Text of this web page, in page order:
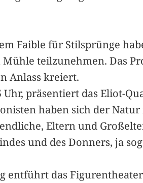
Faible für Stilsprünge
teilzunehmen. Das
Anlass kreiert.
Uhr, präsentiert das Eliot-
haben sich der
Eltern und
und des Donners, ja
entführt das